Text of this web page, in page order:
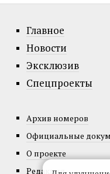
Главное
Новости
Эксклюзив
Спецпроекты
Архив номеров
Официальные
О проекте
Редакция